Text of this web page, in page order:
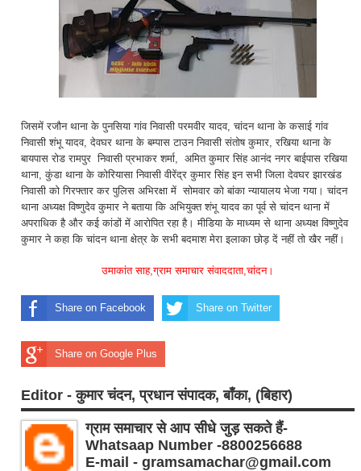
जिसमें रजौन थाना के पुनसिया गांव निवासी परमवीर यादव, चांदन थाना के कसाई गांव
निवासी शंभू यादव, देवघर थाना के बम्पास टाउन निवासी संतोष कुमार, रखिया थाना के
बायपास रोड रामपुर निवासी प्रभाकर शर्मा, अमित कुमार सिंह आनंद नगर बाईपास रखिया
थाना, कुंडा थाना के कोरियासा निवासी वीरेंद्र कुमार सिंह इन सभी जिला देवघर झारखंड
निवासी को गिरफ्तार कर पुलिस अभिरक्षा में सोमवार को बांका न्यायालय भेजा गया। चांदन
थाना अध्यक्ष विष्णुदेव कुमार ने बताया कि अभियुक्त शंभू यादव का पूर्व से चांदन थाना में
अपराधिक है और कई कांडों में आरोपित रहा है। मीडिया के माध्यम से थाना अध्यक्ष विष्णुदेव
कुमार ने कहा कि चांदन थाना क्षेत्र के सभी बदमाश मेरा इलाका छोड़ दें नहीं तो खैर नहीं।
उमाकांत साह,ग्राम समाचार संवाददाता,चांदन।
Share on Facebook Share on Twitter
Share on Google Plus
Editor - कुमार चंदन, प्रधान संपादक, बाँका, (बिहार)
ग्राम समाचार से आप सीधे जुड़ सकते हैं-
Whatsaap Number -8800256688
E-mail - gramsamachar@gmail.com